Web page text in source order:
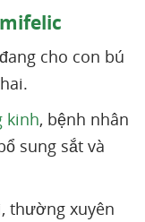
cho con bú
kinh, bệnh nhân
sung sắt và
thường xuyên